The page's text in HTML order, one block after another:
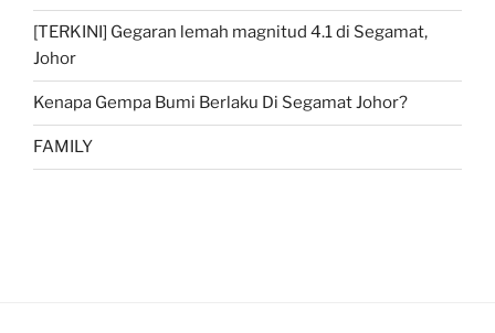
[TERKINI] Gegaran lemah magnitud 4.1 di Segamat,
Johor
Kenapa Gempa Bumi Berlaku Di Segamat Johor?
FAMILY